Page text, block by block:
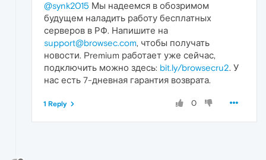
@synk2015 Мы надеемся в обозримом
будущем наладить работу бесплатных
серверов в РФ. Напишите на
support@browsec.com, чтобы получать
новости. Premium работает уже сейчас,
подключить можно здесь: bit.ly/browsecru2. У
нас есть 7-дневная гарантия возврата.
0
1 Reply